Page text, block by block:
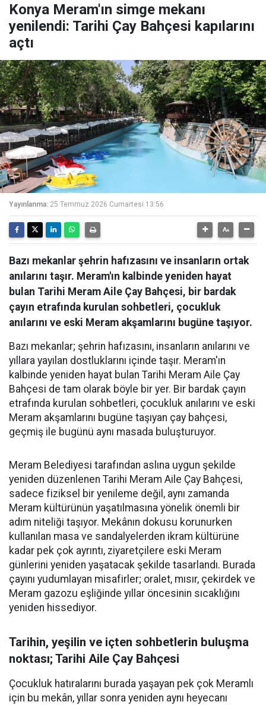
Konya Meram'ın simge mekanı
yenilendi: Tarihi Çay Bahçesi kapılarını
açtı
Yayınlanma: 25 Temmuz 2026 Cumartesi 13:56
Bazı mekanlar şehrin hafızasını ve insanların ortak
anılarını taşır. Meram'ın kalbinde yeniden hayat
bulan Tarihi Meram Aile Çay Bahçesi, bir bardak
çayın etrafında kurulan sohbetleri, çocukluk
anılarını ve eski Meram akşamlarını bugüne taşıyor.
Bazı mekanlar; şehrin hafızasını, insanların anılarını ve
yıllara yayılan dostluklarını içinde taşır. Meram'ın
kalbinde yeniden hayat bulan Tarihi Meram Aile Çay
Bahçesi de tam olarak böyle bir yer. Bir bardak çayın
etrafında kurulan sohbetleri, çocukluk anılarını ve eski
Meram akşamlarını bugüne taşıyan çay bahçesi,
geçmiş ile bugünü aynı masada buluşturuyor.
Meram Belediyesi tarafından aslına uygun şekilde
yeniden düzenlenen Tarihi Meram Aile Çay Bahçesi,
sadece fiziksel bir yenileme değil, aynı zamanda
Meram kültürünün yaşatılmasına yönelik önemli bir
adım niteliği taşıyor. Mekânın dokusu korunurken
kullanılan masa ve sandalyelerden ikram kültürüne
kadar pek çok ayrıntı, ziyaretçilere eski Meram
günlerini yeniden yaşatacak şekilde tasarlandı. Burada
çayını yudumlayan misafirler; oralet, mısır, çekirdek ve
Meram gazozu eşliğinde yıllar öncesinin sıcaklığını
yeniden hissediyor.
Tarihin, yeşilin ve içten sohbetlerin buluşma
noktası; Tarihi Aile Çay Bahçesi
Çocukluk hatıralarını burada yaşayan pek çok Meramlı
için bu mekân, yıllar sonra yeniden aynı heyecanı